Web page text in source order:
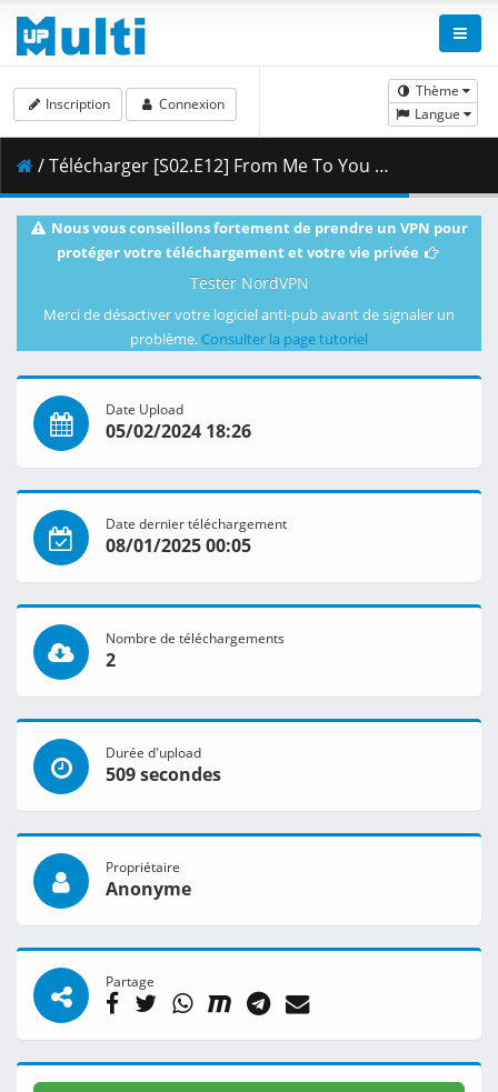
Thème
Langue
Inscription Connexion
/ Télécharger [S02.E12] From Me To You Kimi Ni Todoke - Important Person.mkv.002 ( 259.40 MB )
Nous vous conseillons fortement de prendre un VPN pour
protéger votre téléchargement et votre vie privée
Tester NordVPN
Merci de désactiver votre logiciel anti-pub avant de signaler un
problème. Consulter la page tutoriel
Date Upload
05/02/2024 18:26
Date dernier téléchargement
08/01/2025 00:05
Nombre de téléchargements
2
Durée d'upload
509 secondes
Propriétaire
Anonyme
Partage